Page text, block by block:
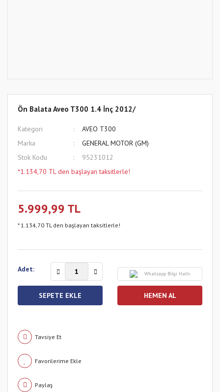
Ön Balata Aveo T300 1.4 İnç 2012/
Kategori
AVEO T300
Marka
GENERAL MOTOR (GM)
Stok Kodu
95231012
*1.134,70 TL den başlayan taksitlerle!
5.999,99 TL
* 1.134,70 TL den başlayan taksitlerle!
Adet:
Whatsapp Bilgi Hattı
SEPETE EKLE HEMEN AL
Tavsiye Et
Paylaş